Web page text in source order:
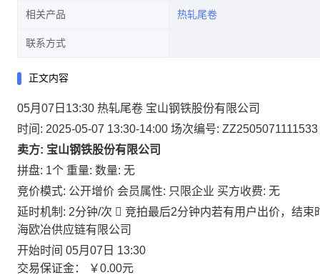
相关产品 热轧尾卷
联系方式
正文内容
05月07日13:30 热轧尾卷 宝山钢铁股份有限公司
时间: 2025-05-07 13:30-14:00 场次编号: ZZ2505071111533
卖方: 宝山钢铁股份有限公司
拼盘: 1个 重量: 数量: 无
竞价模式: 公开增价 会员属性: 只限企业 买方收费: 无
延时机制: 2分钟/次  竞拍最后2分钟内若有用户出价，结
海欧冶供应链有限公司
开始时间 05月07日 13:30
交易保证金：
￥0.00元